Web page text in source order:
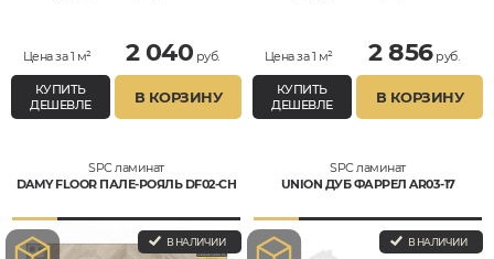
Цена за 1 м² 2 040 руб.
КУПИТЬ
ДЕШЕВЛЕ
В КОРЗИНУ
Цена за 1 м² 2 856руб.
КУПИТЬ
ДЕШЕВЛЕ
В КОРЗИНУ
SPC ламинат
DAMY FLOOR ПАЛЕ-РОЯЛЬ DF02-CH
В НАЛИЧИИ
SPC ламинат
UNION ДУБ ФАРРЕЛ AR03-17
В НАЛИЧИИ